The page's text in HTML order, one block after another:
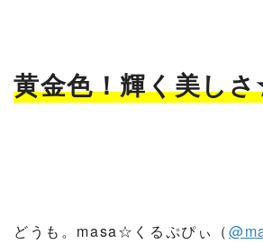
黄金色！輝く美し
どうも。masa☆くるぷぴぃ（